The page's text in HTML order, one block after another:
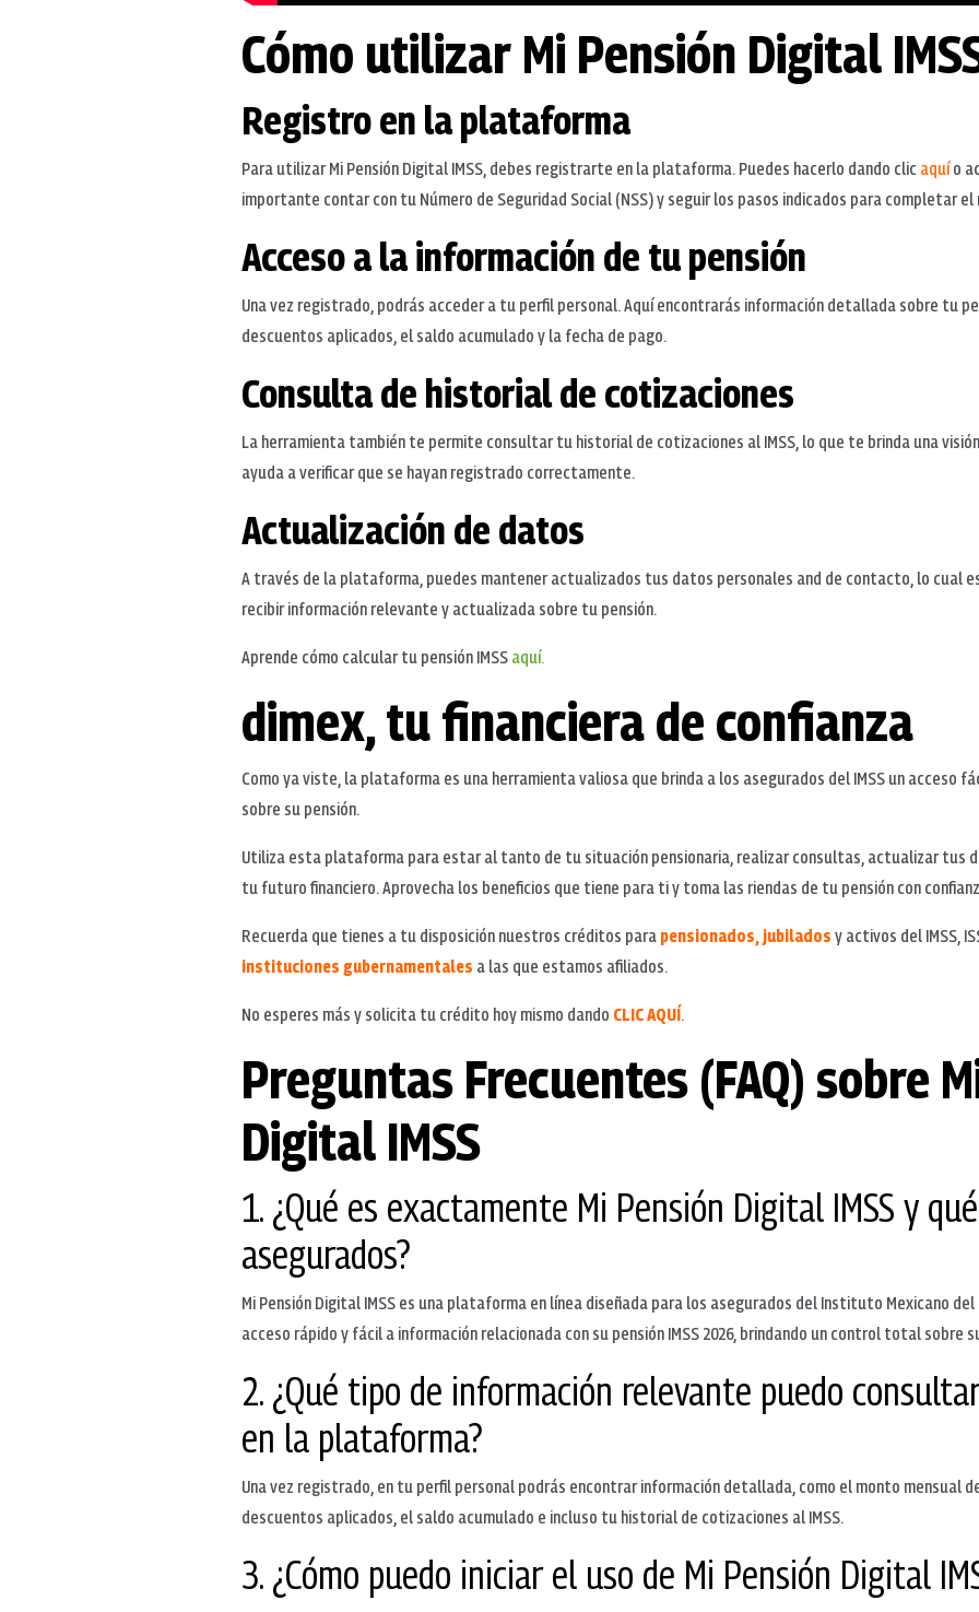
Cómo utilizar Mi Pensión Digital
Registro en la plataforma
Para utilizar Mi Pensión Digital IMSS, debes registrarte en la plataforma. Puedes hacerlo dando clic aquío
importante contar con tu Número de Seguridad Social (NSS) y seguir los pasos indicados para completar
Acceso a la información de tu pensión
Una vez registrado, podrás acceder a tu perfil personal. Aquí encontrarás información detallada sobre tu
descuentos aplicados, el saldo acumulado y la fecha de pago.
Consulta de historial de cotizaciones
La herramienta también te permite consultar tu historial de cotizaciones al IMSS, lo que te brinda una
ayuda a verificar que se hayan registrado correctamente.
Actualización de datos
A través de la plataforma, puedes mantener actualizados tus datos personales and de contacto, lo cual
recibir información relevante y actualizada sobre tu pensión.
Aprende cómo calcular tu pensión IMSS aquí.
dimex, tu financiera de confianza
Como ya viste, la plataforma es una herramienta valiosa que brinda a los asegurados del IMSS un acceso
sobre su pensión.
Utiliza esta plataforma para estar al tanto de tu situación pensionaria, realizar consultas, actualizar tus
tu futuro financiero. Aprovecha los beneficios que tiene para ti y toma las riendas de tu pensión con
Recuerda que tienes a tu disposición nuestros créditos para pensionados, jubilados y activos del IMSS,
instituciones gubernamentales a las que estamos afiliados.
No esperes más y solicita tu crédito hoy mismo dando CLIC AQUÍ.
Preguntas Frecuentes (FAQ) sobre
Digital IMSS
1. ¿Qué es exactamente Mi Pensión Digital IMSS y
asegurados?
Mi Pensión Digital IMSS es una plataforma en línea diseñada para los asegurados del Instituto Mexicano del
acceso rápido y fácil a información relacionada con su pensión IMSS 2026, brindando un control total sobre
2. ¿Qué tipo de información relevante puedo
en la plataforma?
Una vez registrado, en tu perfil personal podrás encontrar información detallada, como el monto mensual
descuentos aplicados, el saldo acumulado e incluso tu historial de cotizaciones al IMSS.
3. ¿Cómo puedo iniciar el uso de Mi Pensión Digital